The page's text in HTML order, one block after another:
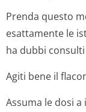
Prenda questo
esattamente le
ha dubbi
Agiti bene il
Assuma le dosi